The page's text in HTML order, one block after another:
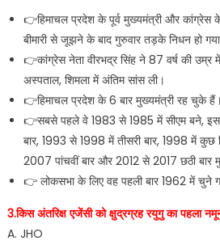
👉हिमाचल प्रदेश के पूर्व मुख्यमंत्री और कांग्रेस
बीमारी से जूझने के बाद गुरुवार तड़के निधन हो
👉कांग्रेस नेता वीरभद्र सिंह ने 87 वर्ष की उम्र
अस्पताल, शिमला में अंतिम सांस ली।
👉हिमाचल प्रदेश के 6 बार मुख्यमंत्री रह चुके हैं।
👉सबसे पहले वे 1983 से 1985 में सीएम बने,
बार, 1993 से 1998 में तीसरी बार, 1998 में कुछ
2007 पांचवीं बार और 2012 से 2017 छठी बार
👉 लोकसभा के लिए वह पहली बार 1962 में चुने
3.किस अंतरिक्ष एजेंसी को क्षुद्रग्रह रयुगु का पहला
A. JHO